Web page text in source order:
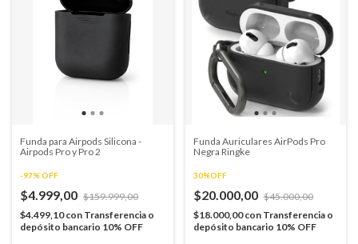
Funda para Airpods Silicona -
Airpods Pro y Pro 2
-97%OFF
$4.999,00 $159.999,00
$4.499,10con Transferencia o
depósito bancario 10% OFF
Funda Auriculares AirPods Pro
Negra Ringke
30%OFF
$20.000,00 $45.000,00
$18.000,00con Transferencia o
depósito bancario 10% OFF